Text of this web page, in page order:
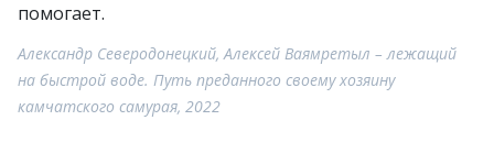
помогает.
Александр Северодонецкий, Алексей Ваямретыл – лежащий
на быстрой воде. Путь преданного своему хозяину
камчатского самурая, 2022